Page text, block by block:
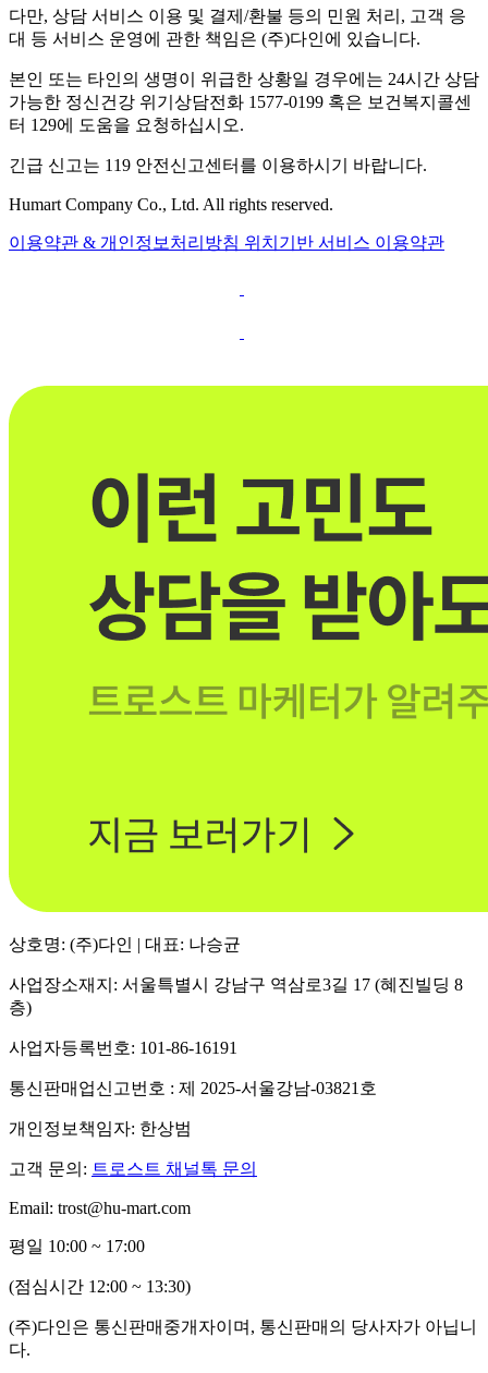
다만, 상담 서비스 이용 및 결제/환불 등의 민원 처리, 고객 응
대 등 서비스 운영에 관한 책임은 (주)다인에 있습니다.
본인 또는 타인의 생명이 위급한 상황일 경우에는 24시간 상담
가능한 정신건강 위기상담전화 1577-0199 혹은 보건복지콜센
터 129에 도움을 요청하십시오.
긴급 신고는 119 안전신고센터를 이용하시기 바랍니다.
Humart Company Co., Ltd. All rights reserved.
이용약관 & 개인정보처리방침 위치기반 서비스 이용약관
상호명: (주)다인 | 대표: 나승균
사업장소재지: 서울특별시 강남구 역삼로3길 17 (혜진빌딩 8
층)
사업자등록번호: 101-86-16191
통신판매업신고번호 : 제 2025-서울강남-03821호
개인정보책임자: 한상범
고객 문의: 트로스트 채널톡 문의
Email: trost@hu-mart.com
평일 10:00 ~ 17:00
(점심시간 12:00 ~ 13:30)
(주)다인은 통신판매중개자이며, 통신판매의 당사자가 아닙니
다.